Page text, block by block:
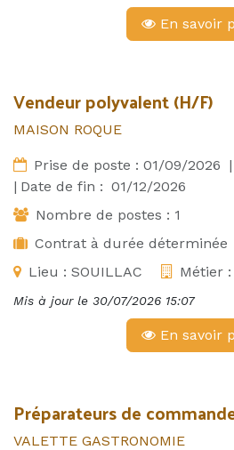
En savoir
Vendeur polyvalent (H/F)
MAISON ROQUE
Prise de poste : 01/09/2026 |
| Date de fin : 01/12/2026
Nombre de postes : 1
Contrat à durée déterminée
Lieu : SOUILLAC Métier :
Mis à jour le 30/07/2026 15:07
En savoir
Préparateurs de
VALETTE GASTRONOMIE